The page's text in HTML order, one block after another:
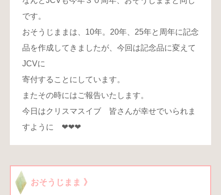
です。
おそうじままは、10年。20年、25年と周年に記念
品を作成してきましたが、今回は記念品に変えて
JCVに
寄付することにしています。
またその時にはご報告いたします。
今日はクリスマスイブ 皆さんが幸せでいられま
すように ❤❤❤
おそうじまま 》